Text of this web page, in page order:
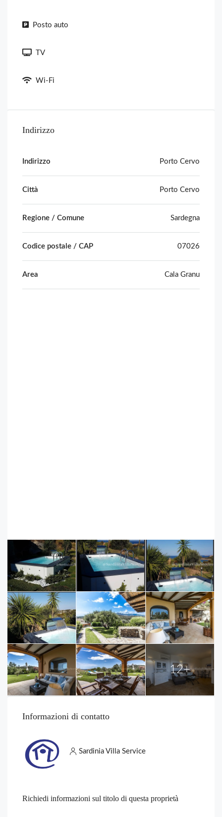
Posto auto
TV
Wi-Fi
Indirizzo
Indirizzo Porto Cervo
Città Porto Cervo
Regione / Comune Sardegna
Codice postale / CAP 07026
Area Cala Granu
12+
Informazioni di contatto
Sardinia Villa Service
Richiedi informazioni sul titolo di questa proprietà